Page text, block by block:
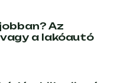
Az
a lakóautó